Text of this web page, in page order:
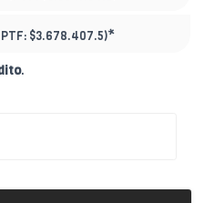
$3.678.407.5)*
.